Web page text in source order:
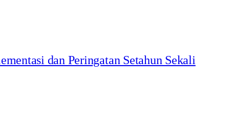
dan Peringatan Setahun Sekali